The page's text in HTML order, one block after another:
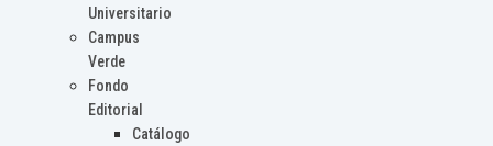
Universitario
Campus
Verde
Fondo
Editorial
Catálogo